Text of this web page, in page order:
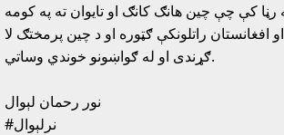
رڼا کې چې چين هانګ کانګ او تايوان ته په کومه
راتلونکې ګټوره او د چين پرمختګ لا
ګړندى او له ګواښونو خوندي وساتي.
نور رحمان لېوال
#نرلېوال